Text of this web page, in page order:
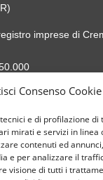
Consenso Cookie
e di profilazione di
mirati e servizi in linea
contenuti ed
e per analizzare il
visione di tutti i
imprese di